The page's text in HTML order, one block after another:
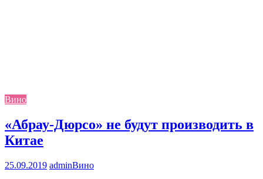
Вино
«Абрау-Дюрсо» не будут производить в
Китае
25.09.2019 adminВино